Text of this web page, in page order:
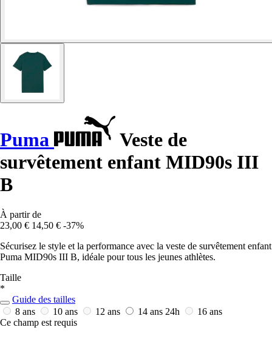
Puma
Veste de
survêtement enfant MID90s III
B
À partir de
23,00 € 14,50 € -37%
Sécurisez le style et la performance avec la veste de survêtement enfant
Puma MID90s III B, idéale pour tous les jeunes athlètes.
Taille
*
Guide des tailles
8 ans
10 ans 12 ans 14 ans 24h
16 ans
Ce champ est requis